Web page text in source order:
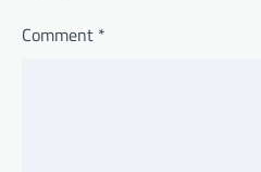
Comment *